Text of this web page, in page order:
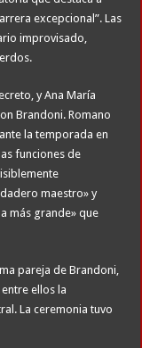
excepcional”. Las
improvisado,
y Ana María
Brandoni. Romano
la temporada en
funciones de
maestro» y
más grande» que
pareja de Brandoni,
ellos la
La ceremonia tuvo